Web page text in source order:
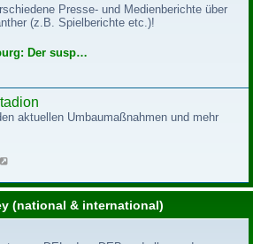
a
g
Presse- und Medienberichte über
(z.B. Spielberichte etc.)!
Der susp…
aktuellen Umbaumaßnahmen und mehr
u
e
s
(national & international)